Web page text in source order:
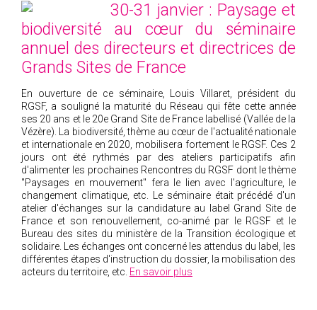
30-31 janvier : Paysage et
biodiversité au cœur du séminaire
annuel des directeurs et directrices de
Grands Sites de France
En ouverture de ce séminaire, Louis Villaret, président du
RGSF, a souligné la maturité du Réseau qui fête cette année
ses 20 ans et le 20e Grand Site de France labellisé (Vallée de la
Vézère). La biodiversité, thème au cœur de l'actualité nationale
et internationale en 2020, mobilisera fortement le RGSF. Ces 2
jours ont été rythmés par des ateliers participatifs afin
d'alimenter les prochaines Rencontres du RGSF dont le thème
"Paysages en mouvement" fera le lien avec l'agriculture, le
changement climatique, etc. Le séminaire était précédé d'un
atelier d'échanges sur la candidature au label Grand Site de
France et son renouvellement, co-animé par le RGSF et le
Bureau des sites du ministère de la Transition écologique et
solidaire. Les échanges ont concerné les attendus du label, les
différentes étapes d'instruction du dossier, la mobilisation des
acteurs du territoire, etc. En savoir plus